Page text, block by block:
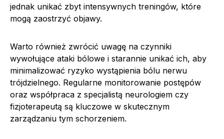
jednak unikać zbyt intensywnych treningów, które
mogą zaostrzyć objawy.
Warto również zwrócić uwagę na czynniki
wywołujące ataki bólowe i starannie unikać ich, aby
minimalizować ryzyko wystąpienia bólu nerwu
trójdzielnego. Regularne monitorowanie postępów
oraz współpraca z specjalistą neurologiem czy
fizjoterapeutą są kluczowe w skutecznym
zarządzaniu tym schorzeniem.